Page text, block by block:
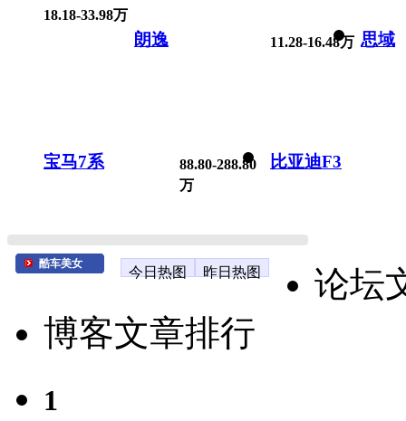
18.18-33.98万
朗逸 11.28-16.48万 思域
宝马7系
88.80-288.80
万
比亚迪F3
酷车美女
今日热图 昨日热图
论坛
博客文章排行
1